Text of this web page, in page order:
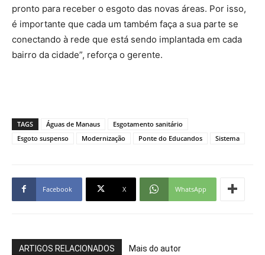
pronto para receber o esgoto das novas áreas. Por isso,
é importante que cada um também faça a sua parte se
conectando à rede que está sendo implantada em cada
bairro da cidade”, reforça o gerente.
TAGS Águas de Manaus
Esgotamento sanitário
Esgoto suspenso
Modernização Ponte do Educandos Sistema
Facebook X WhatsApp
ARTIGOS RELACIONADOS Mais do autor